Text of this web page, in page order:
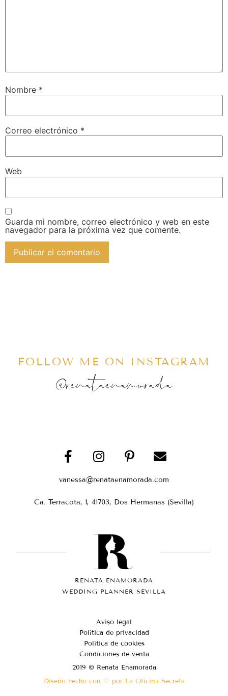
Nombre *
Correo electrónico *
Web
Guarda mi nombre, correo electrónico y web en este
navegador para la próxima vez que comente.
FOLLOW ME ON INSTAGRAM
@renataenamorada
vanessa@renataenamorada.com
Ca. Terracota, 1, 41703, Dos Hermanas (Sevilla)
RENATA ENAMORADA
WEDDING PLANNER SEVILLA
Aviso legal
Política de privacidad
Política de cookies
Condiciones de venta
2019 © Renata Enamorada
Diseño hecho con ♡ por La Oficina Secreta